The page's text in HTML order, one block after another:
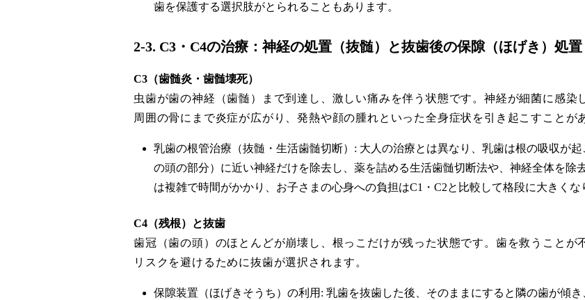
歯を保護する選択肢がとられることもあります。
2-3. C3・C4の治療：神経の処置（抜髄）と抜歯後の保隙（ほげき）処置
C3（歯髄炎・歯髄壊死）
虫歯が歯の神経（歯髄）まで到達し、激しい痛みを伴う状態です。神経が細菌に感染
周囲の骨にまで炎症が広がり、発熱や顔の腫れといった全身症状を引き起こすことが
乳歯の根管治療（抜髄・生活歯髄切断）: 大人の治療とは異なり、乳歯は根の吸収が
の頭の部分）に近い神経だけを除去し、薬を詰める生活歯髄切断法や、神経全体を除
は複雑で時間がかかり、お子さまの心身への負担はC1・C2と比較して格段に大きくな
C4（残根）と抜歯
歯冠（歯の頭）のほとんどが崩壊し、根っこだけが残った状態です。歯を救うことが
リスクを避けるために抜歯が選択されます。
保隙装置（ほげきそうち）の利用: 乳歯を抜歯した後、そのままにすると隣の歯が傾